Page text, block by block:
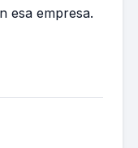
esa empresa.